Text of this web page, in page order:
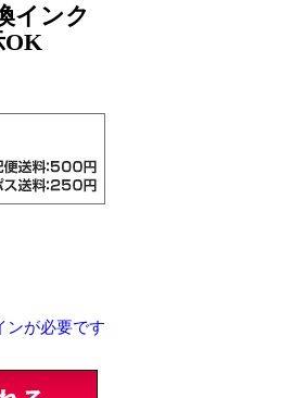
インク
OK
ンが必要です